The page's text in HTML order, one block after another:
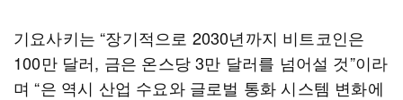
기요사키는 “장기적으로 2030년까지 비트코인은
100만 달러, 금은 온스당 3만 달러를 넘어설 것”이라
며 “은 역시 산업 수요와 글로벌 통화 시스템 변화에